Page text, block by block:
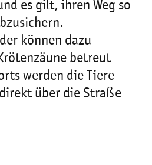
es gilt, ihren Weg so
können dazu
betreut
werden die Tiere
über die Straße